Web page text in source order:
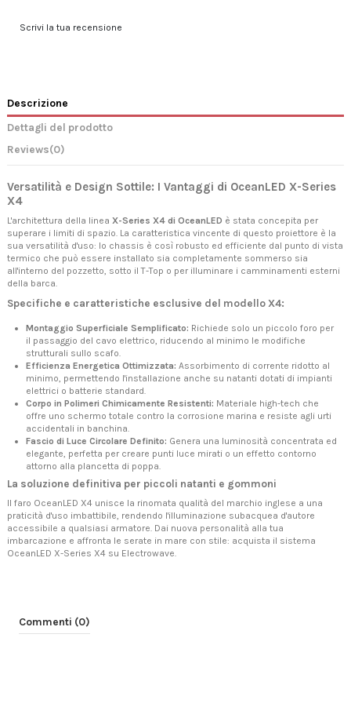
Scrivi la tua recensione
Descrizione
Dettagli del prodotto
Reviews(0)
Versatilità e Design Sottile: I Vantaggi di OceanLED X-Series
X4
L'architettura della linea X-Series X4 di OceanLED è stata concepita per
superare i limiti di spazio. La caratteristica vincente di questo proiettore è la
sua versatilità d'uso: lo chassis è così robusto ed efficiente dal punto di vista
termico che può essere installato sia completamente sommerso sia
all'interno del pozzetto, sotto il T-Top o per illuminare i camminamenti esterni
della barca.
Specifiche e caratteristiche esclusive del modello X4:
Montaggio Superficiale Semplificato: Richiede solo un piccolo foro per
il passaggio del cavo elettrico, riducendo al minimo le modifiche
strutturali sullo scafo.
Efficienza Energetica Ottimizzata: Assorbimento di corrente ridotto al
minimo, permettendo l'installazione anche su natanti dotati di impianti
elettrici o batterie standard.
Corpo in Polimeri Chimicamente Resistenti: Materiale high-tech che
offre uno schermo totale contro la corrosione marina e resiste agli urti
accidentali in banchina.
Fascio di Luce Circolare Definito: Genera una luminosità concentrata ed
elegante, perfetta per creare punti luce mirati o un effetto contorno
attorno alla plancetta di poppa.
La soluzione definitiva per piccoli natanti e gommoni
Il faro OceanLED X4 unisce la rinomata qualità del marchio inglese a una
praticità d'uso imbattibile, rendendo l'illuminazione subacquea d'autore
accessibile a qualsiasi armatore. Dai nuova personalità alla tua
imbarcazione e affronta le serate in mare con stile: acquista il sistema
OceanLED X-Series X4 su Electrowave.
Commenti (0)